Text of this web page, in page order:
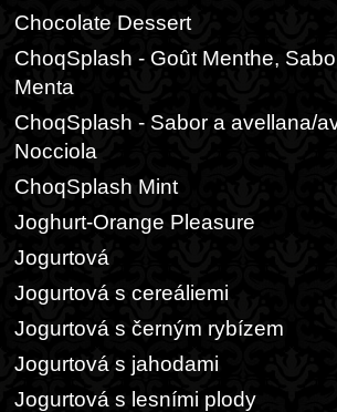
Chocolate Dessert
ChoqSplash - Goût Menthe,
Menta
ChoqSplash - Sabor a avellana/
Nocciola
ChoqSplash Mint
Joghurt-Orange Pleasure
Jogurtová
Jogurtová s cereáliemi
Jogurtová s černým rybízem
Jogurtová s jahodami
Jogurtová s lesními plody